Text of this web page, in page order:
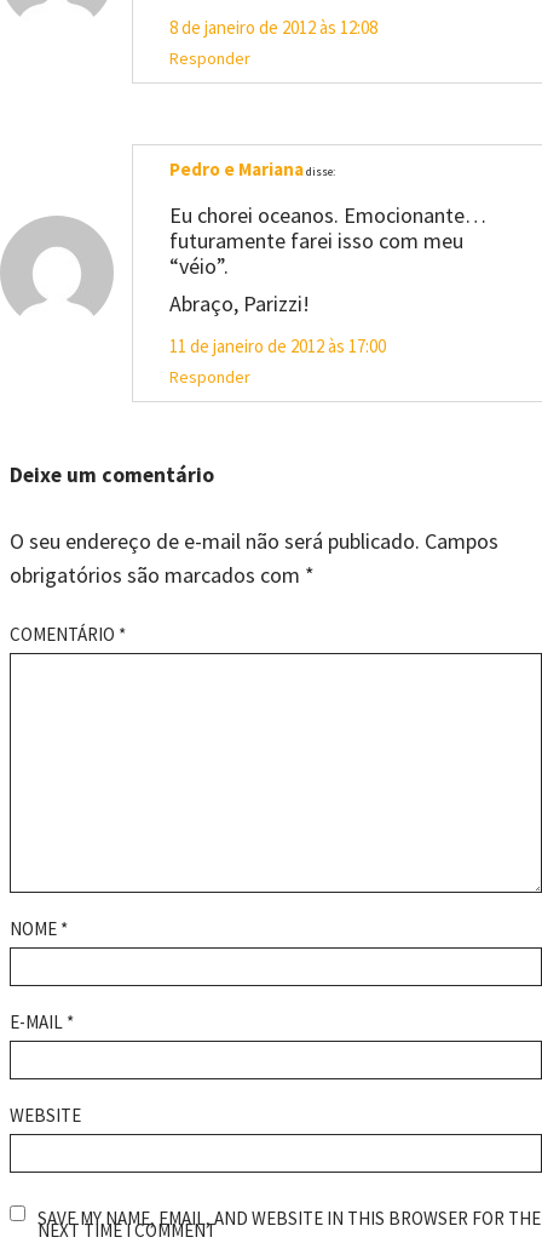
8 de janeiro de 2012 às 12:08
Responder
Pedro e Marianadisse:
Eu chorei oceanos. Emocionante…
futuramente farei isso com meu
“véio”.
Abraço, Parizzi!
11 de janeiro de 2012 às 17:00
Responder
Deixe um comentário
O seu endereço de e-mail não será publicado. Campos
obrigatórios são marcados com *
COMENTÁRIO *
NOME *
E-MAIL *
WEBSITE
SAVE MY NAME, EMAIL, AND WEBSITE IN THIS BROWSER FOR THE
NEXT TIME I COMMENT